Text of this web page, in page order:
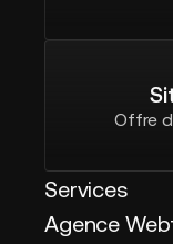
Offre
Services
Agence